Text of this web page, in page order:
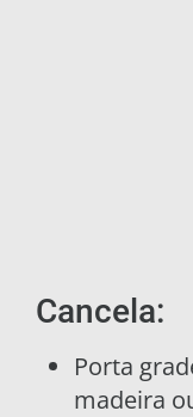
Cancela:
Porta
madeira